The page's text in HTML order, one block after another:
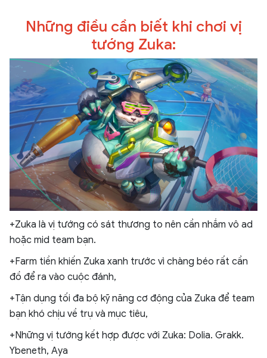
Những điều cần biết khi chơi vị
tướng Zuka:
+Zuka là vị tướng có sát thương to nên cần nhắm vô ad
hoặc mid team bạn.
+Farm tiền khiến Zuka xanh trước vì chàng béo rất cần
đồ để ra vào cuộc đánh,
+Tận dụng tối đa bộ kỹ năng cơ động của Zuka để team
bạn khó chịu về trụ và mục tiêu,
+Những vị tướng kết hợp được với Zuka: Dolia. Grakk.
Ybeneth, Aya